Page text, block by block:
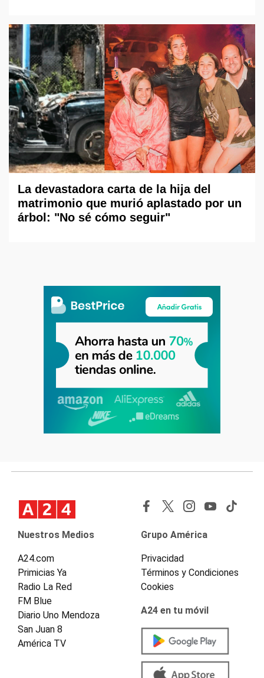
La devastadora carta de la hija del
matrimonio que murió aplastado por un
árbol: "No sé cómo seguir"
Nuestros Medios
A24.com
Primicias Ya
Radio La Red
FM Blue
Diario Uno Mendoza
San Juan 8
América TV
Grupo América
Privacidad
Términos y Condiciones
Cookies
A24 en tu móvil